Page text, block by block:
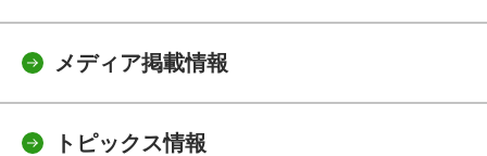
メディア掲載情報
トピックス情報